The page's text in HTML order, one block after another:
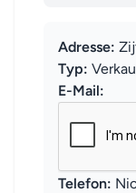
Adresse:
Typ:
E-Mail:
Telefon: